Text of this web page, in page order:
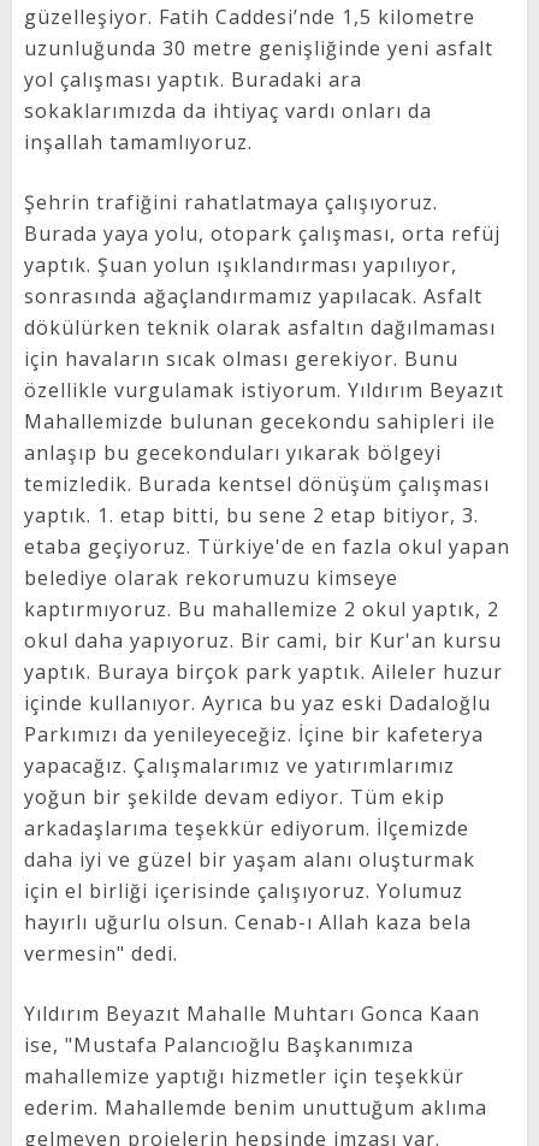
güzelleşiyor. Fatih Caddesi’nde 1,5 kilometre
uzunluğunda 30 metre genişliğinde yeni asfalt
yol çalışması yaptık. Buradaki ara
sokaklarımızda da ihtiyaç vardı onları da
inşallah tamamlıyoruz.
Şehrin trafiğini rahatlatmaya çalışıyoruz.
Burada yaya yolu, otopark çalışması, orta refüj
yaptık. Şuan yolun ışıklandırması yapılıyor,
sonrasında ağaçlandırmamız yapılacak. Asfalt
dökülürken teknik olarak asfaltın dağılmaması
için havaların sıcak olması gerekiyor. Bunu
özellikle vurgulamak istiyorum. Yıldırım Beyazıt
Mahallemizde bulunan gecekondu sahipleri ile
anlaşıp bu gecekonduları yıkarak bölgeyi
temizledik. Burada kentsel dönüşüm çalışması
yaptık. 1. etap bitti, bu sene 2 etap bitiyor, 3.
etaba geçiyoruz. Türkiye'de en fazla okul yapan
belediye olarak rekorumuzu kimseye
kaptırmıyoruz. Bu mahallemize 2 okul yaptık, 2
okul daha yapıyoruz. Bir cami, bir Kur'an kursu
yaptık. Buraya birçok park yaptık. Aileler huzur
içinde kullanıyor. Ayrıca bu yaz eski Dadaloğlu
Parkımızı da yenileyeceğiz. İçine bir kafeterya
yapacağız. Çalışmalarımız ve yatırımlarımız
yoğun bir şekilde devam ediyor. Tüm ekip
arkadaşlarıma teşekkür ediyorum. İlçemizde
daha iyi ve güzel bir yaşam alanı oluşturmak
için el birliği içerisinde çalışıyoruz. Yolumuz
hayırlı uğurlu olsun. Cenab-ı Allah kaza bela
vermesin" dedi.
Yıldırım Beyazıt Mahalle Muhtarı Gonca Kaan
ise, "Mustafa Palancıoğlu Başkanımıza
mahallemize yaptığı hizmetler için teşekkür
ederim. Mahallemde benim unuttuğum aklıma
gelmeyen projelerin hepsinde imzası var.